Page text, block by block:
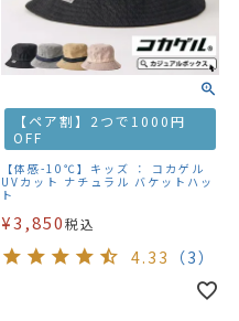
【ペア割】2つで1000円
OFF
【体感-10℃】キッズ ： コカゲル
UVカット ナチュラル バケットハッ
ト
¥3,850税込
4.33 （3）